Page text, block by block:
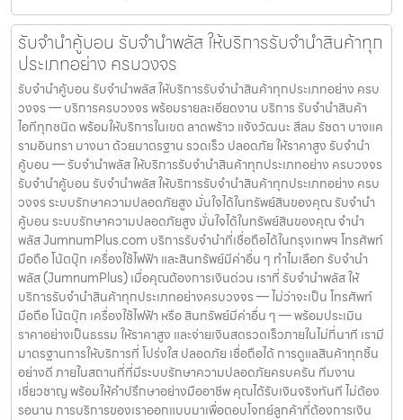
รับจำนำคู้บอน รับจำนำพลัส ให้บริการรับจำนำสินค้าทุก
ประเภทอย่าง ครบวงจร
รับจำนำคู้บอน รับจำนำพลัส ให้บริการรับจำนำสินค้าทุกประเภทอย่าง ครบ
วงจร — บริการครบวงจร พร้อมรายละเอียดงาน บริการ รับจำนำสินค้า
ไอทีทุกชนิด พร้อมให้บริการในเขต ลาดพร้าว แจ้งวัฒนะ สีลม รัชดา บางแค
รามอินทรา บางนา ด้วยมาตรฐาน รวดเร็ว ปลอดภัย ให้ราคาสูง รับจำนำ
คู้บอน — รับจำนำพลัส ให้บริการรับจำนำสินค้าทุกประเภทอย่าง ครบวงจร
รับจำนำคู้บอน รับจำนำพลัส ให้บริการรับจำนำสินค้าทุกประเภทอย่าง ครบ
วงจร ระบบรักษาความปลอดภัยสูง มั่นใจได้ในทรัพย์สินของคุณ รับจำนำ
คู้บอน ระบบรักษาความปลอดภัยสูง มั่นใจได้ในทรัพย์สินของคุณ จำนำ
พลัส JumnumPlus.com บริการรับจำนำที่เชื่อถือได้ในกรุงเทพฯ โทรศัพท์
มือถือ โน้ตบุ๊ก เครื่องใช้ไฟฟ้า และสินทรัพย์มีค่าอื่น ๆ ทำไมเลือก รับจำนำ
พลัส (JumnumPlus) เมื่อคุณต้องการเงินด่วน เราที่ รับจำนำพลัส ให้
บริการรับจำนำสินค้าทุกประเภทอย่างครบวงจร — ไม่ว่าจะเป็น โทรศัพท์
มือถือ โน้ตบุ๊ก เครื่องใช้ไฟฟ้า หรือ สินทรัพย์มีค่าอื่น ๆ — พร้อมประเมิน
ราคาอย่างเป็นธรรม ให้ราคาสูง และจ่ายเงินสดรวดเร็วภายในไม่กี่นาที เรามี
มาตรฐานการให้บริการที่ โปร่งใส ปลอดภัย เชื่อถือได้ การดูแลสินค้าทุกชิ้น
อย่างดี ภายในสถานที่ที่มีระบบรักษาความปลอดภัยครบครัน ทีมงาน
เชี่ยวชาญ พร้อมให้คำปรึกษาอย่างมืออาชีพ คุณได้รับเงินจริงทันที ไม่ต้อง
รอนาน การบริการของเราออกแบบมาเพื่อตอบโจทย์ลูกค้าที่ต้องการเงิน